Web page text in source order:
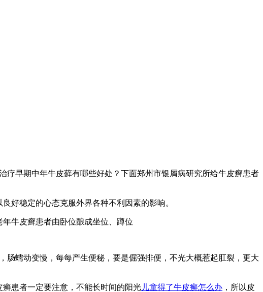
疗早期中年牛皮藓有哪些好处？下面郑州市银屑病研究所给牛皮癣患者
好稳定的心态克服外界各种不利因素的影响。
牛皮癣患者由卧位酿成坐位、蹲位
肠蠕动变慢，每每产生便秘，要是倔强排便，不光大概惹起肛裂，更大
患者一定要注意，不能长时间的阳光 儿童得了牛皮癣怎么办 ，所以皮